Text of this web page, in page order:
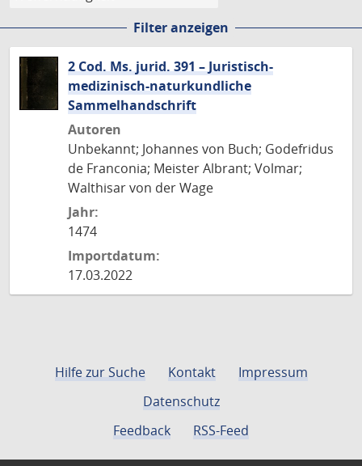
Filter anzeigen
2 Cod. Ms. jurid. 391 – Juristisch-
medizinisch-naturkundliche
Sammelhandschrift
Autoren
Unbekannt; Johannes von Buch; Godefridus
de Franconia; Meister Albrant; Volmar;
Walthisar von der Wage
Jahr:
1474
Importdatum:
17.03.2022
Hilfe zur Suche Kontakt
Impressum
Datenschutz
Feedback
RSS-Feed